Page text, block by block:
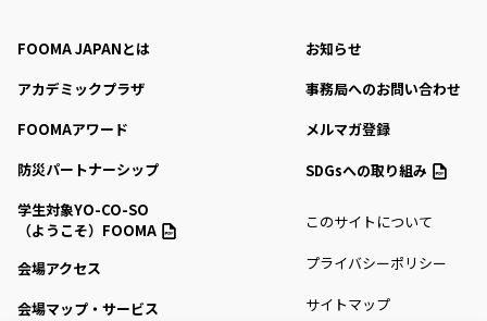
FOOMA JAPANとは
アカデミックプラザ
FOOMAアワード
防災パートナーシップ
学生対象YO-CO-SO
（ようこそ）FOOMA
会場アクセス
会場マップ・サービス
お知らせ
事務局へのお問い合わせ
メルマガ登録
SDGsへの取り組み
このサイトについて
プライバシーポリシー
サイトマップ